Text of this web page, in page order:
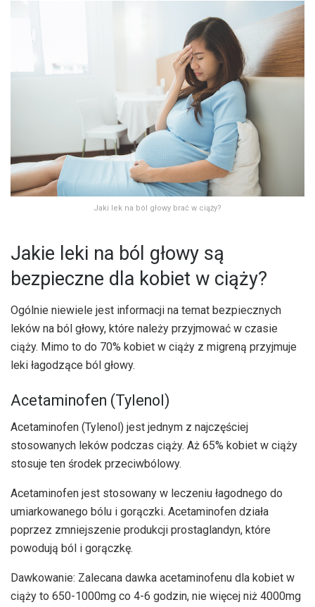
Jaki lek na ból głowy brać w ciąży?
Jakie leki na ból głowy są
bezpieczne dla kobiet w ciąży?
Ogólnie niewiele jest informacji na temat bezpiecznych
leków na ból głowy, które należy przyjmować w czasie
ciąży. Mimo to do 70% kobiet w ciąży z migreną przyjmuje
leki łagodzące ból głowy.
Acetaminofen (Tylenol)
Acetaminofen (Tylenol) jest jednym z najczęściej
stosowanych leków podczas ciąży. Aż 65% kobiet w ciąży
stosuje ten środek przeciwbólowy.
Acetaminofen jest stosowany w leczeniu łagodnego do
umiarkowanego bólu i gorączki. Acetaminofen działa
poprzez zmniejszenie produkcji prostaglandyn, które
powodują ból i gorączkę.
Dawkowanie: Zalecana dawka acetaminofenu dla kobiet w
ciąży to 650-1000mg co 4-6 godzin, nie więcej niż 4000mg